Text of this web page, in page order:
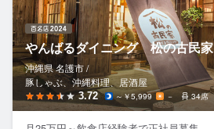
やんばるダイニング 松の古民家
沖縄県 名護市 /
豚しゃぶ、沖縄料理、居酒屋
3.72 ～￥5,999 － 34席